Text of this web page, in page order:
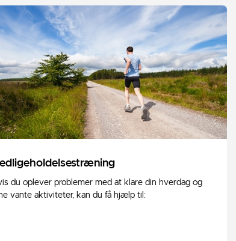
du oplever problemer med at klare din hverdag og
vante aktiviteter, kan du få hjælp til: